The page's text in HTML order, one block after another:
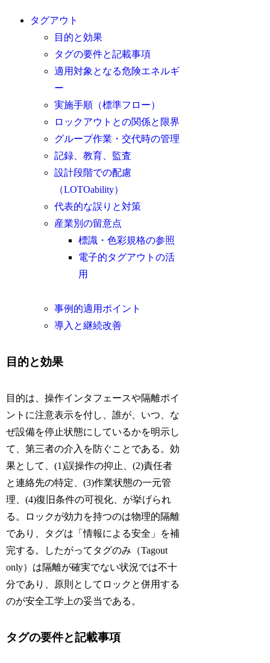
タグアウト
目的と効果
タグの要件と記載事項
適用対象となる危険エネルギ
ー
実施手順（標準フロー）
ロックアウトとの関係と限界
グループ作業・交代時の管理
記録、教育、監査
設計段階での配慮
（LOTOability）
代表的な誤りと対策
産業別の留意点
標識・色彩規格の参照
電子的タグアウトの活
用
事例的適用ポイント
導入と継続改善
目的と効果
目的は、操作インタフェースや隔離ポイ
ントに注意表示を付し、誰が、いつ、な
ぜ設備を停止状態にしているかを明示し
て、第三者の介入を防ぐことである。効
果として、(1)誤操作の抑止、(2)責任者
と連絡先の特定、(3)作業状態の一元管
理、(4)復旧条件の可視化、が挙げられ
る。ロックが効力を持つのは物理的隔離
であり、タグは「情報による安全」を補
完する。したがってタグのみ（Tagout
only）は隔離が確実でない状況では不十
分であり、原則としてロックと併用する
のが安全工学上の妥当である。
タグの要件と記載事項